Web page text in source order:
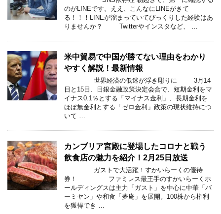
のがLINEです。ええ、こんなにLINEがきて
る！！！LINEが溜まっていてびっくりした経験はあ
りませんか？ Twitterやインスタなど、 …
米中貿易で中国が勝てない理由をわかり
やすく解説！最新情報
世界経済の低迷が浮き彫りに 3月14
日と15日、日銀金融政策決定会合で、短期金利をマ
イナス0.1％とする「マイナス金利」、長期金利を
ほぼ無金利とする「ゼロ金利」政策の現状維持につ
いて …
カンブリア宮殿に登場したコロナと戦う
飲食店の魅力を紹介！2月25日放送
ガストで大活躍！すかいらーくの優待
券！ ファミレス最王手のすかいらーくホ
ールディングスは主力「ガスト」を中心に中華「バ
ーミヤン」や和食「夢庵」を展開。100株から権利
を獲得でき …